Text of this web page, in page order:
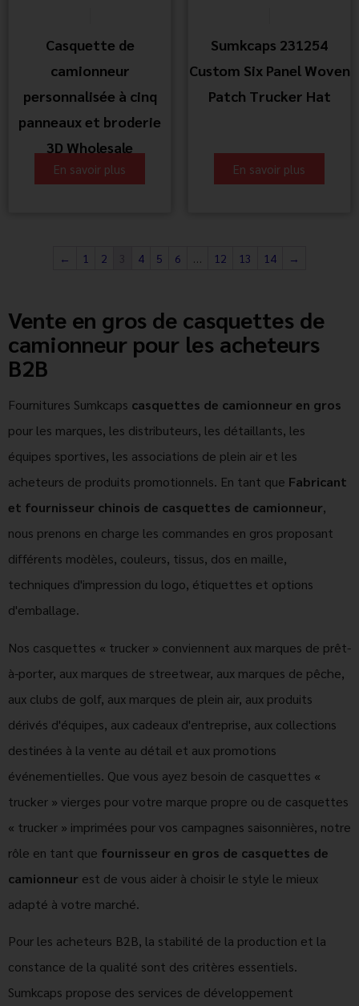
Casquette de
camionneur
personnalisée à cinq
panneaux et broderie
3D Wholesale
En savoir plus
Sumkcaps 231254
Custom Six Panel Woven
Patch Trucker Hat
En savoir plus
← 1 2 3 4 5 6 … 12 13 14 →
Vente en gros de casquettes de
camionneur pour les acheteurs
B2B
Fournitures Sumkcaps casquettes de camionneur en gros
pour les marques, les distributeurs, les détaillants, les
équipes sportives, les associations de plein air et les
acheteurs de produits promotionnels. En tant que Fabricant
et fournisseur chinois de casquettes de camionneur,
nous prenons en charge les commandes en gros proposant
différents modèles, couleurs, tissus, dos en maille,
techniques d'impression du logo, étiquettes et options
d'emballage.
Nos casquettes « trucker » conviennent aux marques de prêt-
à-porter, aux marques de streetwear, aux marques de pêche,
aux clubs de golf, aux marques de plein air, aux produits
dérivés d'équipes, aux cadeaux d'entreprise, aux collections
destinées à la vente au détail et aux promotions
événementielles. Que vous ayez besoin de casquettes «
trucker » vierges pour votre marque propre ou de casquettes
« trucker » imprimées pour vos campagnes saisonnières, notre
rôle en tant que fournisseur en gros de casquettes de
camionneur est de vous aider à choisir le style le mieux
adapté à votre marché.
Pour les acheteurs B2B, la stabilité de la production et la
constance de la qualité sont des critères essentiels.
Sumkcaps propose des services de développement